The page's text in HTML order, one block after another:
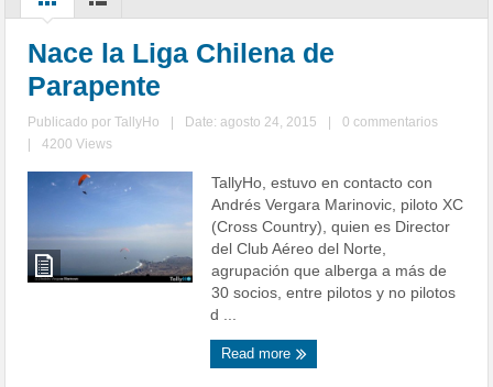
Nace la Liga Chilena de
Parapente
Publicado porTallyHo Date: agosto 24, 2015
0 commentarios
4200 Views
TallyHo, estuvo en contacto con
Andrés Vergara Marinovic, piloto XC
(Cross Country), quien es Director
del Club Aéreo del Norte,
agrupación que alberga a más de
30 socios, entre pilotos y no pilotos
d ...
Read more